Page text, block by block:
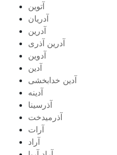
آتوین
آدریان
آدرین
آدرین آذری
آدوین
آدین
آدین خدابخشی
آدینه
آذرسینا
آذرمیدخت
آرات
آراد